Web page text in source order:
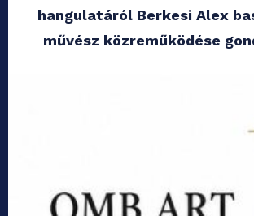
hangulatáról Berkesi Alex
művész közreműködése